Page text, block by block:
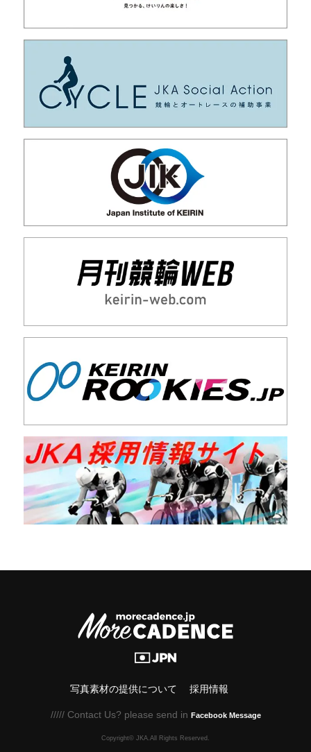
写真素材の提供について 採用情報
///// Contact Us? please send in Facebook Message
Copyright© JKA.All Rights Reserved.